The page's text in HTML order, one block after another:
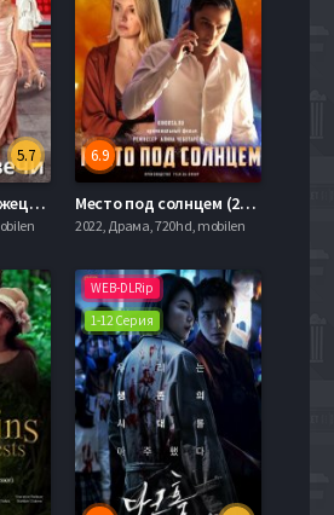
5.7
Лгуньи и свечи / Лжецы и свечи (2021)
6.9
Место под солнцем (2021)
2022, Драма, 720hd, mobilen
WEB-DLRip
1-12 Серия